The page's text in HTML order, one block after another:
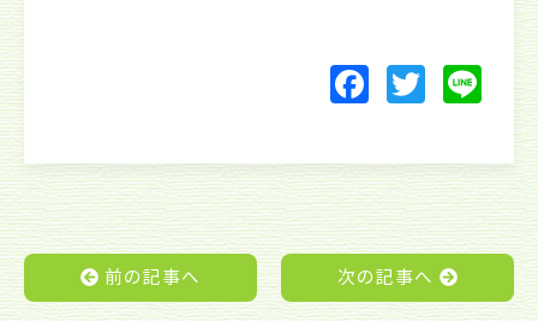
F
c
e
b
o
T
itt
er
Li
e
前の記事へ 次の記事へ